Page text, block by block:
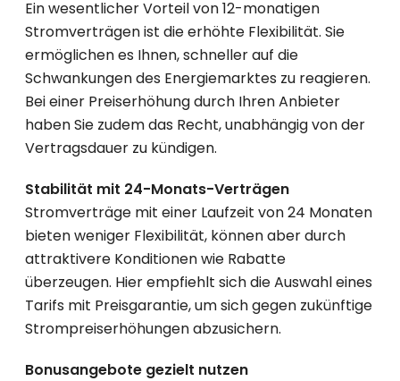
Ein wesentlicher Vorteil von 12-monatigen
Stromverträgen ist die erhöhte Flexibilität. Sie
ermöglichen es Ihnen, schneller auf die
Schwankungen des Energiemarktes zu reagieren.
Bei einer Preiserhöhung durch Ihren Anbieter
haben Sie zudem das Recht, unabhängig von der
Vertragsdauer zu kündigen.
Stabilität mit 24-Monats-Verträgen
Stromverträge mit einer Laufzeit von 24 Monaten
bieten weniger Flexibilität, können aber durch
attraktivere Konditionen wie Rabatte
überzeugen. Hier empfiehlt sich die Auswahl eines
Tarifs mit Preisgarantie, um sich gegen zukünftige
Strompreiserhöhungen abzusichern.
Bonusangebote gezielt nutzen